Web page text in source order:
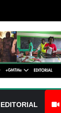
EDITORIAL